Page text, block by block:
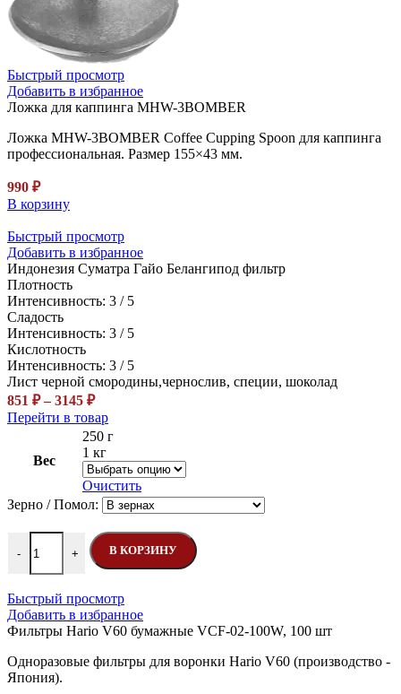
Быстрый просмотр
Добавить в избранное
Ложка для каппинга MHW-3BOMBER
Ложка MHW-3BOMBER Coffee Cupping Spoon для каппинга
профессиональная. Размер 155×43 мм.
990 ₽
В корзину
Быстрый просмотр
Добавить в избранное
Индонезия Суматра Гайо Белангипод фильтр
Плотность
Интенсивность: 3 / 5
Сладость
Интенсивность: 3 / 5
Кислотность
Интенсивность: 3 / 5
Лист черной смородины,чернослив, специи, шоколад
851 ₽ – 3145 ₽Диапазон
цен:
851 ₽
–
3145 ₽
Перейти в товарЭтот
товар
несколько
вариаций.
Опции
можно
выбрать
на
Вес
250 г
1 кг
Очистить
Зерно / Помол:
-
Количество товара Индонезия Суматра Гайо Беланги
+ В КОРЗИНУ
Быстрый просмотр
Добавить в избранное
Фильтры Hario V60 бумажные VCF-02-100W, 100 шт
Одноразовые фильтры для воронки Hario V60 (производство -
Япония).